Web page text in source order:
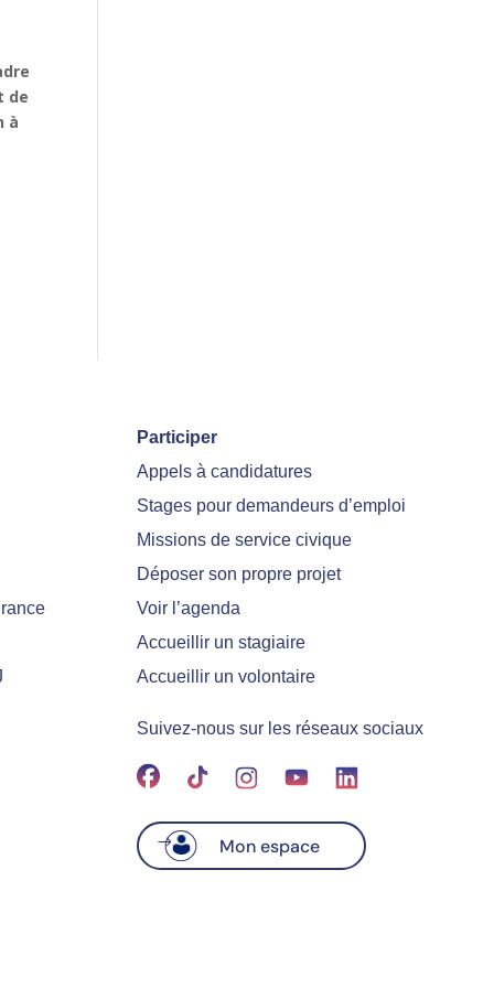
de
à
Participer
Appels à candidatures
Stages pour demandeurs d’emploi
Missions de service civique
Déposer son propre projet
Voir l’agenda
Accueillir un stagiaire
Accueillir un volontaire
Suivez-nous sur les réseaux sociaux
Mon espace